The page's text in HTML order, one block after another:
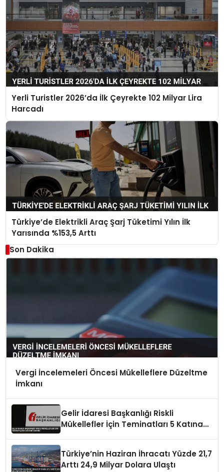
Yerli Turistler 2026’da İlk Çeyrekte 102 Milyar Lira
Harcadı
Türkiye’de Elektrikli Araç Şarj Tüketimi Yılın İlk
Yarısında %153,5 Arttı
Son Dakika
Vergi İncelemeleri Öncesi Mükelleflere Düzeltme
İmkanı
Gelir İdaresi Başkanlığı Riskli
Mükellefler İçin Teminatları 5 Katına
Türkiye’nin Haziran İhracatı Yüzde 21,7
Arttı 24,9 Milyar Dolara Ulaştı